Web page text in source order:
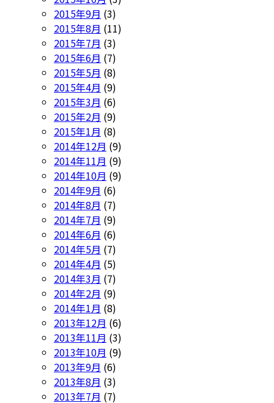
2015年9月 (3)
2015年8月 (11)
2015年7月 (3)
2015年6月 (7)
2015年5月 (8)
2015年4月 (9)
2015年3月 (6)
2015年2月 (9)
2015年1月 (8)
2014年12月 (9)
2014年11月 (9)
2014年10月 (9)
2014年9月 (6)
2014年8月 (7)
2014年7月 (9)
2014年6月 (6)
2014年5月 (7)
2014年4月 (5)
2014年3月 (7)
2014年2月 (9)
2014年1月 (8)
2013年12月 (6)
2013年11月 (3)
2013年10月 (9)
2013年9月 (6)
2013年8月 (3)
2013年7月 (7)